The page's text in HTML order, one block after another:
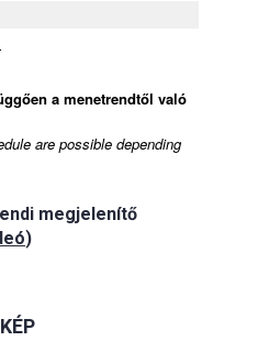
a menetrendtől való
are possible depending
megjelenítő
)